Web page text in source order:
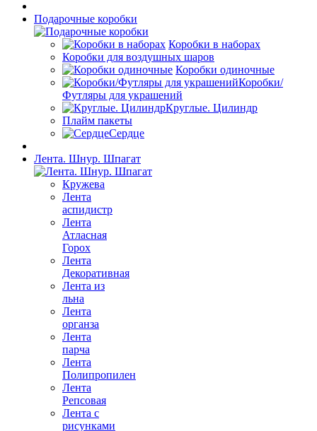
Подарочные коробки
Коробки в наборах
Коробки для воздушных шаров
Коробки одиночные
Коробки/
Футляры для украшений
Круглые. Цилиндр
Плайм пакеты
Сердце
Лента. Шнур. Шпагат
Кружева
Лента
аспидистр
Лента
Атласная
Горох
Лента
Декоративная
Лента из
льна
Лента
органза
Лента
парча
Лента
Полипропилен
Лента
Репсовая
Лента с
рисунками